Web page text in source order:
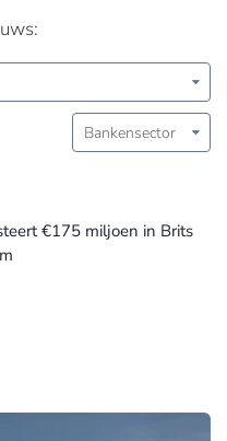
Bankensector
€175 miljoen in Brits